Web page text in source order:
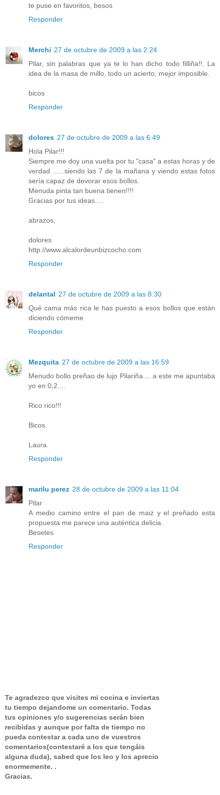
te puse en favoritos, besos
Responder
Merchi 27 de octubre de 2009 a las 2:24
Pilar, sin palabras que ya te lo han dicho todo filliña!!. La
idea de la masa de millo, todo un acierto, mejor imposible.
bicos
Responder
dolores 27 de octubre de 2009 a las 6:49
Hola Pilar!!!
Siempre me doy una vuelta por tu "casa" a estas horas y de
verdad ......siendo las 7 de la mañana y viendo estas fotos
sería capaz de devorar esos bollos.
Menuda pinta tan buena tienen!!!!
Gracias por tus ideas.....
abrazos,
dolores
http://www.alcalordeunbizcocho.com
Responder
delantal 27 de octubre de 2009 a las 8:30
Qué cama más rica le has puesto a esos bollos que están
diciendo cómeme
Responder
Mezquita 27 de octubre de 2009 a las 16:59
Menudo bollo preñao de lujo Pilariña.... a este me apuntaba
yo en 0,2....
Rico rico!!!
Bicos.
Laura.
Responder
marilu perez 28 de octubre de 2009 a las 11:04
Pilar
A medio camino entre el pan de maiz y el preñado esta
propuesta me parece una auténtica delicia.
Besetes
Responder
Te agradezco que visites mi cocina e inviertas
tu tiempo dejandome un comentario. Todas
tus opiniones y/o sugerencias serán bien
recibidas y aunque por falta de tiempo no
pueda contestar a cada uno de vuestros
comentarios(contestaré a los que tengáis
alguna duda), sabed que los leo y los aprecio
enormemente. .
Gracias.